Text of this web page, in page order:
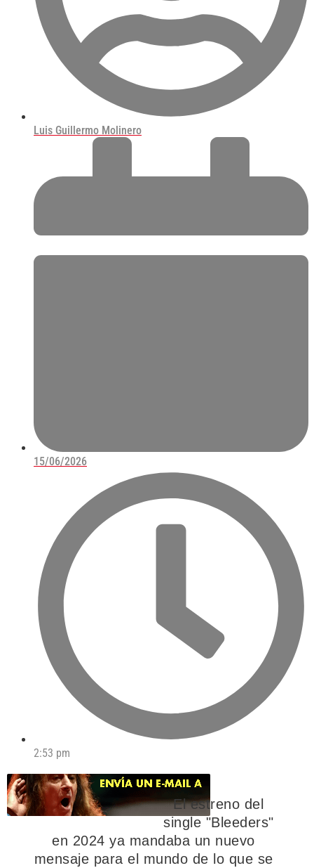
Luis Guillermo Molinero
15/06/2026
2:53 pm
El estreno del
single "Bleeders"
en 2024 ya mandaba un nuevo
mensaje para el mundo de lo que se